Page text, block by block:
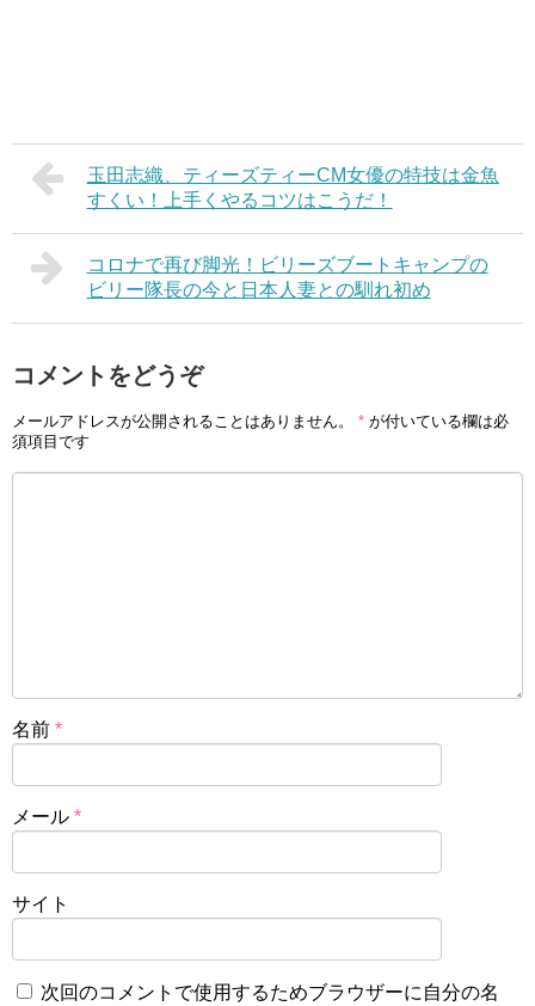
玉田志織、ティーズティーCM女優の特技は金魚
すくい！上手くやるコツはこうだ！
コロナで再び脚光！ビリーズブートキャンプの
ビリー隊長の今と日本人妻との馴れ初め
コメントをどうぞ
メールアドレスが公開されることはありません。 * が付いている欄は必
須項目です
名前 *
メール *
サイト
次回のコメントで使用するためブラウザーに自分の名